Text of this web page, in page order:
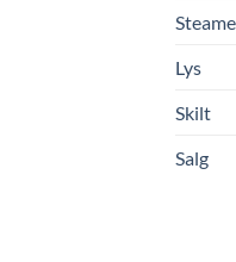
Lys
Skilt
Salg